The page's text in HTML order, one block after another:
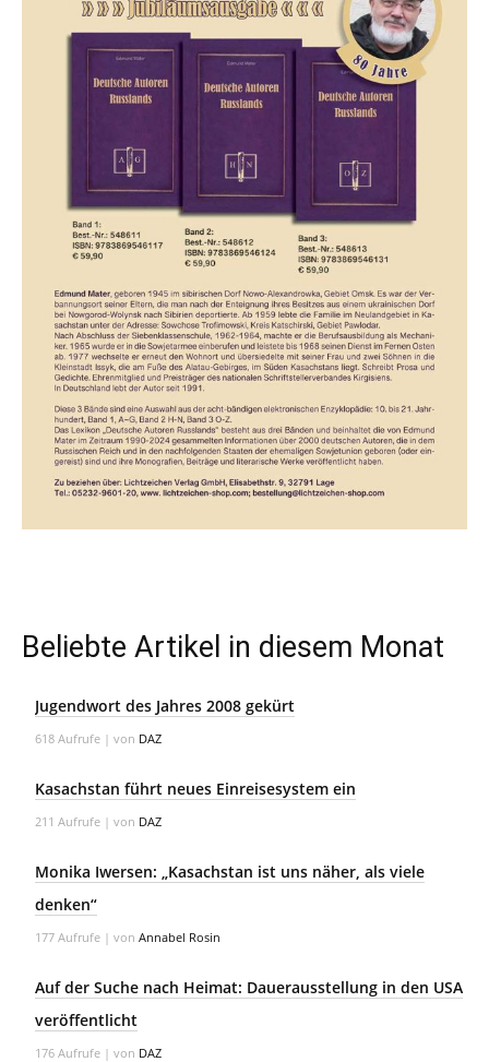
Beliebte Artikel in diesem Monat
Jugendwort des Jahres 2008 gekürt
618 Aufrufe | von DAZ
Kasachstan führt neues Einreisesystem ein
211 Aufrufe | von DAZ
Monika Iwersen: „Kasachstan ist uns näher, als viele
denken“
177 Aufrufe | von Annabel Rosin
Auf der Suche nach Heimat: Dauerausstellung in den USA
veröffentlicht
176 Aufrufe | von DAZ